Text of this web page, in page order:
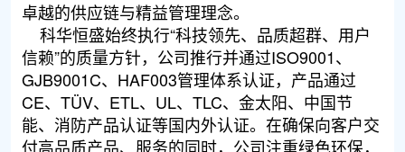
卓越的供应链与精益管理理念。
科华恒盛始终执行“科技领先、品质超群、用户
信赖”的质量方针，公司推行并通过ISO9001、
GJB9001C、HAF003管理体系认证，产品通过
CE、TÜV、ETL、UL、TLC、金太阳、中国节
能、消防产品认证等国内外认证。在确保向客户交
付高品质产品、服务的同时，公司注重绿色环保，